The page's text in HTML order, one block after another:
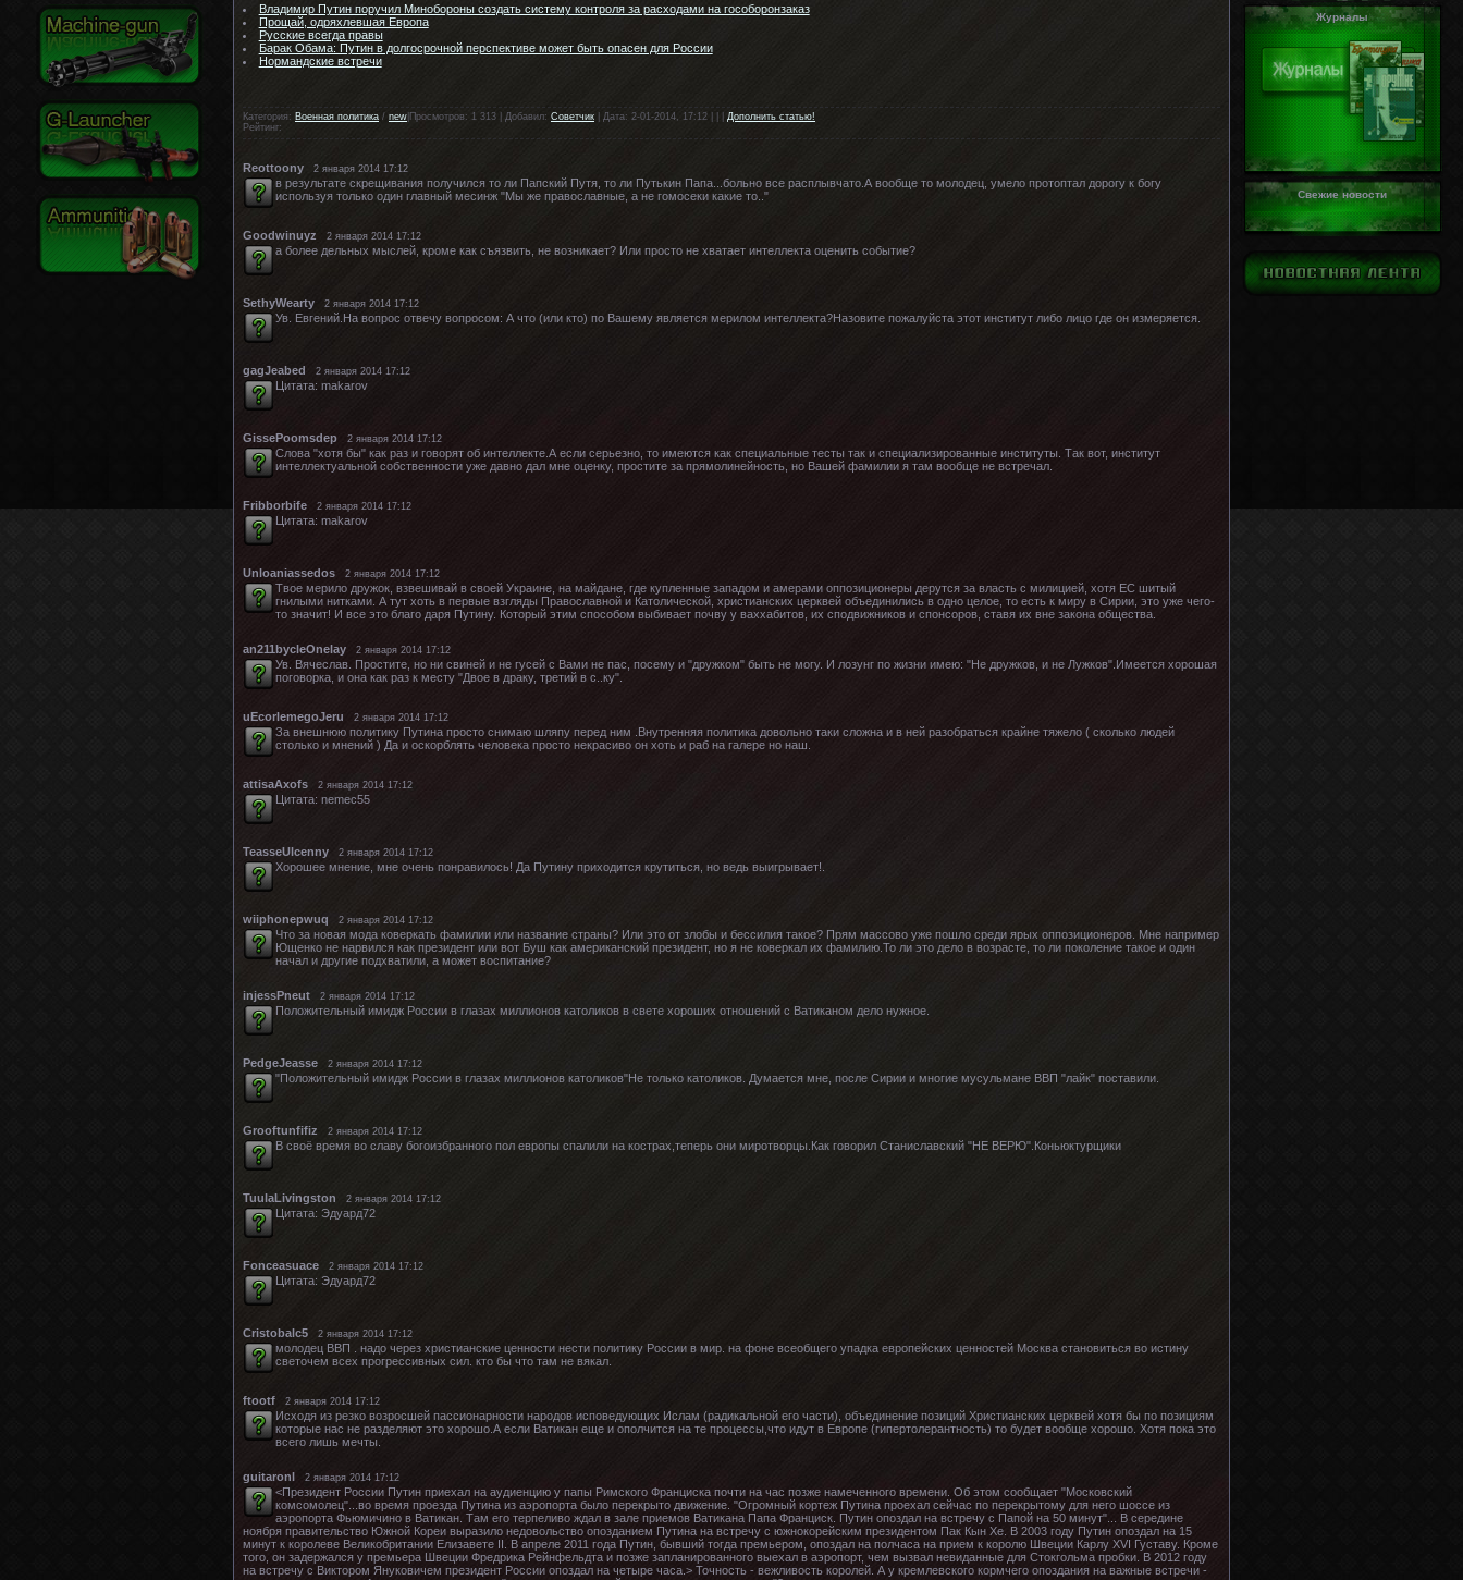
Владимир Путин поручил Минобороны создать систему контроля за расходами на гособоронзаказ
Прощай, одряхлевшая Европа
Русские всегда правы
Барак Обама: Путин в долгосрочной перспективе может быть опасен для России
Нормандские встречи
Категория: Военная политика / new |Просмотров: 1 313 | Добавил: Советчик | Дата: 2-01-2014, 17:12 | | | Дополнить статью!
Рейтинг:
Reottoony 2 января 2014 17:12
в результате скрещивания получился то ли Папский Путя, то ли Путькин Папа...больно все расплывчато.А вообще то молодец, умело протоптал дорогу к богу
используя только один главный месинж "Мы же православные, а не гомосеки какие то.."
Goodwinuyz 2 января 2014 17:12
а более дельных мыслей, кроме как съязвить, не возникает? Или просто не хватает интеллекта оценить событие?
SethyWearty 2 января 2014 17:12
Ув. Евгений.На вопрос отвечу вопросом: А что (или кто) по Вашему является мерилом интеллекта?Назовите пожалуйста этот институт либо лицо где он измеряется.
gagJeabed 2 января 2014 17:12
Цитата: makarov
GissePoomsdep 2 января 2014 17:12
Слова "хотя бы" как раз и говорят об интеллекте.А если серьезно, то имеются как специальные тесты так и специализированные институты. Так вот, институт
интеллектуальной собственности уже давно дал мне оценку, простите за прямолинейность, но Вашей фамилии я там вообще не встречал.
Fribborbife 2 января 2014 17:12
Цитата: makarov
Unloaniassedos 2 января 2014 17:12
Твое мерило дружок, взвешивай в своей Украине, на майдане, где купленные западом и амерами оппозиционеры дерутся за власть с милицией, хотя ЕС шитый
гнилыми нитками. А тут хоть в первые взгляды Православной и Католической, христианских церквей объединились в одно целое, то есть к миру в Сирии, это уже чего-
то значит! И все это благо даря Путину. Который этим способом выбивает почву у ваххабитов, их сподвижников и спонсоров, ставя их вне закона общества.
an211bycleOnelay 2 января 2014 17:12
Ув. Вячеслав. Простите, но ни свиней и не гусей с Вами не пас, посему и "дружком" быть не могу. И лозунг по жизни имею: "Не дружков, и не Лужков".Имеется хорошая
поговорка, и она как раз к месту "Двое в драку, третий в с..ку".
uEcorlemegoJeru 2 января 2014 17:12
За внешнюю политику Путина просто снимаю шляпу перед ним .Внутренняя политика довольно таки сложна и в ней разобраться крайне тяжело ( сколько людей
столько и мнений ) Да и оскорблять человека просто некрасиво он хоть и раб на галере но наш.
attisaAxofs 2 января 2014 17:12
Цитата: nemec55
TeasseUlcenny 2 января 2014 17:12
Хорошее мнение, мне очень понравилось! Да Путину приходится крутиться, но ведь выигрывает!.
wiiphonepwuq 2 января 2014 17:12
Что за новая мода коверкать фамилии или название страны? Или это от злобы и бессилия такое? Прям массово уже пошло среди ярых оппозиционеров. Мне например
Ющенко не нарвился как президент или вот Буш как американский президент, но я не коверкал их фамилию.То ли это дело в возрасте, то ли поколение такое и один
начал и другие подхватили, а может воспитание?
injessPneut 2 января 2014 17:12
Положительный имидж России в глазах миллионов католиков в свете хороших отношений с Ватиканом дело нужное.
PedgeJeasse 2 января 2014 17:12
"Положительный имидж России в глазах миллионов католиков"Не только католиков. Думается мне, после Сирии и многие мусульмане ВВП "лайк" поставили.
Grooftunfifiz 2 января 2014 17:12
В своё время во славу богоизбранного пол европы спалили на кострах,теперь они миротворцы.Как говорил Станиславский "НЕ ВЕРЮ".Коньюктурщики
TuulaLivingston 2 января 2014 17:12
Цитата: Эдуард72
Fonceasuace 2 января 2014 17:12
Цитата: Эдуард72
Cristobalc5 2 января 2014 17:12
молодец ВВП . надо через христианские ценности нести политику России в мир. на фоне всеобщего упадка европейских ценностей Москва становиться во истину
светочем всех прогрессивных сил. кто бы что там не вякал.
ftootf 2 января 2014 17:12
Исходя из резко возросшей пассионарности народов исповедующих Ислам (радикальной его части), объединение позиций Христианских церквей хотя бы по позициям
которые нас не разделяют это хорошо.А если Ватикан еще и ополчится на те процессы,что идут в Европе (гипертолерантность) то будет вообще хорошо. Хотя пока это
всего лишь мечты.
guitaronl 2 января 2014 17:12
<Президент России Путин приехал на аудиенцию у папы Римского Франциска почти на час позже намеченного времени. Об этом сообщает "Московский
комсомолец"...во время проезда Путина из аэропорта было перекрыто движение. "Огромный кортеж Путина проехал сейчас по перекрытому для него шоссе из
аэропорта Фьюмичино в Ватикан. Там его терпеливо ждал в зале приемов Ватикана Папа Франциск. Путин опоздал на встречу с Папой на 50 минут"... В середине
ноября правительство Южной Кореи выразило недовольство опозданием Путина на встречу с южнокорейским президентом Пак Кын Хе. В 2003 году Путин опоздал на 15
минут к королеве Великобритании Елизавете II. В апреле 2011 года Путин, бывший тогда премьером, опоздал на полчаса на прием к королю Швеции Карлу XVI Густаву. Кроме
того, он задержался у премьера Швеции Фредрика Рейнфельдта и позже запланированного выехал в аэропорт, чем вызвал невиданные для Стокгольма пробки. В 2012 году
на встречу с Виктором Януковичем президент России опоздал на четыре часа.> Точность - вежливость королей. А у кремлевского кормчего опоздания на важные встречи -
Журналы
Свежие новости